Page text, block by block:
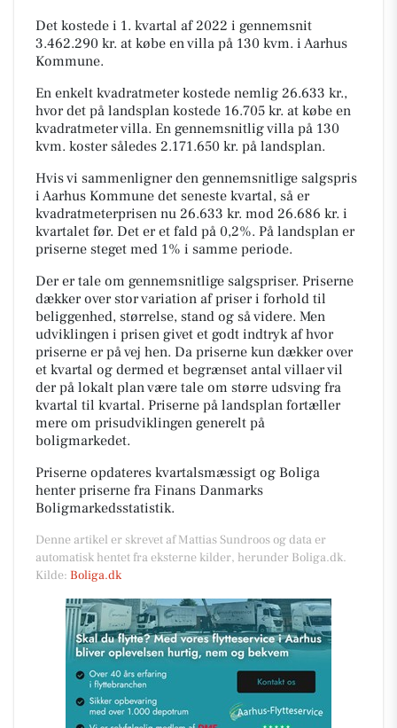
Det kostede i 1. kvartal af 2022 i gennemsnit
3.462.290 kr. at købe en villa på 130 kvm. i Aarhus
Kommune.
En enkelt kvadratmeter kostede nemlig 26.633 kr.,
hvor det på landsplan kostede 16.705 kr. at købe en
kvadratmeter villa. En gennemsnitlig villa på 130
kvm. koster således 2.171.650 kr. på landsplan.
Hvis vi sammenligner den gennemsnitlige salgspris
i Aarhus Kommune det seneste kvartal, så er
kvadratmeterprisen nu 26.633 kr. mod 26.686 kr. i
kvartalet før. Det er et fald på 0,2%. På landsplan er
priserne steget med 1% i samme periode.
Der er tale om gennemsnitlige salgspriser. Priserne
dækker over stor variation af priser i forhold til
beliggenhed, størrelse, stand og så videre. Men
udviklingen i prisen givet et godt indtryk af hvor
priserne er på vej hen. Da priserne kun dækker over
et kvartal og dermed et begrænset antal villaer vil
der på lokalt plan være tale om større udsving fra
kvartal til kvartal. Priserne på landsplan fortæller
mere om prisudviklingen generelt på
boligmarkedet.
Priserne opdateres kvartalsmæssigt og Boliga
henter priserne fra Finans Danmarks
Boligmarkedsstatistik.
Denne artikel er skrevet af Mattias Sundroos og data er
automatisk hentet fra eksterne kilder, herunder Boliga.dk.
Kilde: Boliga.dk